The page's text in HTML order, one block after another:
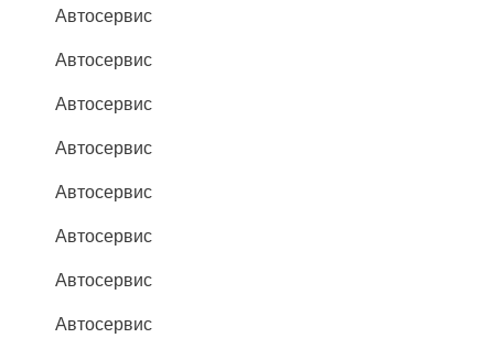
Автосервис
Автосервис
Автосервис
Автосервис
Автосервис
Автосервис
Автосервис
Автосервис